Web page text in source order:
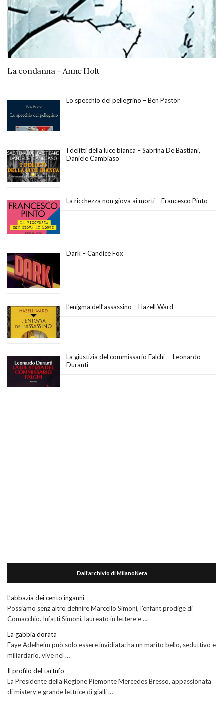
La condanna – Anne Holt
Lo specchio del pellegrino – Ben Pastor
I delitti della luce bianca – Sabrina De Bastiani,
Daniele Cambiaso
La ricchezza non giova ai morti – Francesco Pinto
Dark – Candice Fox
L’enigma dell’assassino – Hazell Ward
La giustizia del commissario Falchi – Leonardo
Duranti
Dall’archivio di MilanoNera
L’abbazia dei cento inganni
Possiamo senz’altro definire Marcello Simoni, l’enfant prodige di
Comacchio. Infatti Simoni, laureato in lettere e …
La gabbia dorata
Faye Adelheim può solo essere invidiata: ha un marito bello, seduttivo e
miliardario, vive nel …
Il profilo del tartufo
La Presidente della Regione Piemonte Mercedes Bresso, appassionata
di mistery e grande lettrice di gialli …